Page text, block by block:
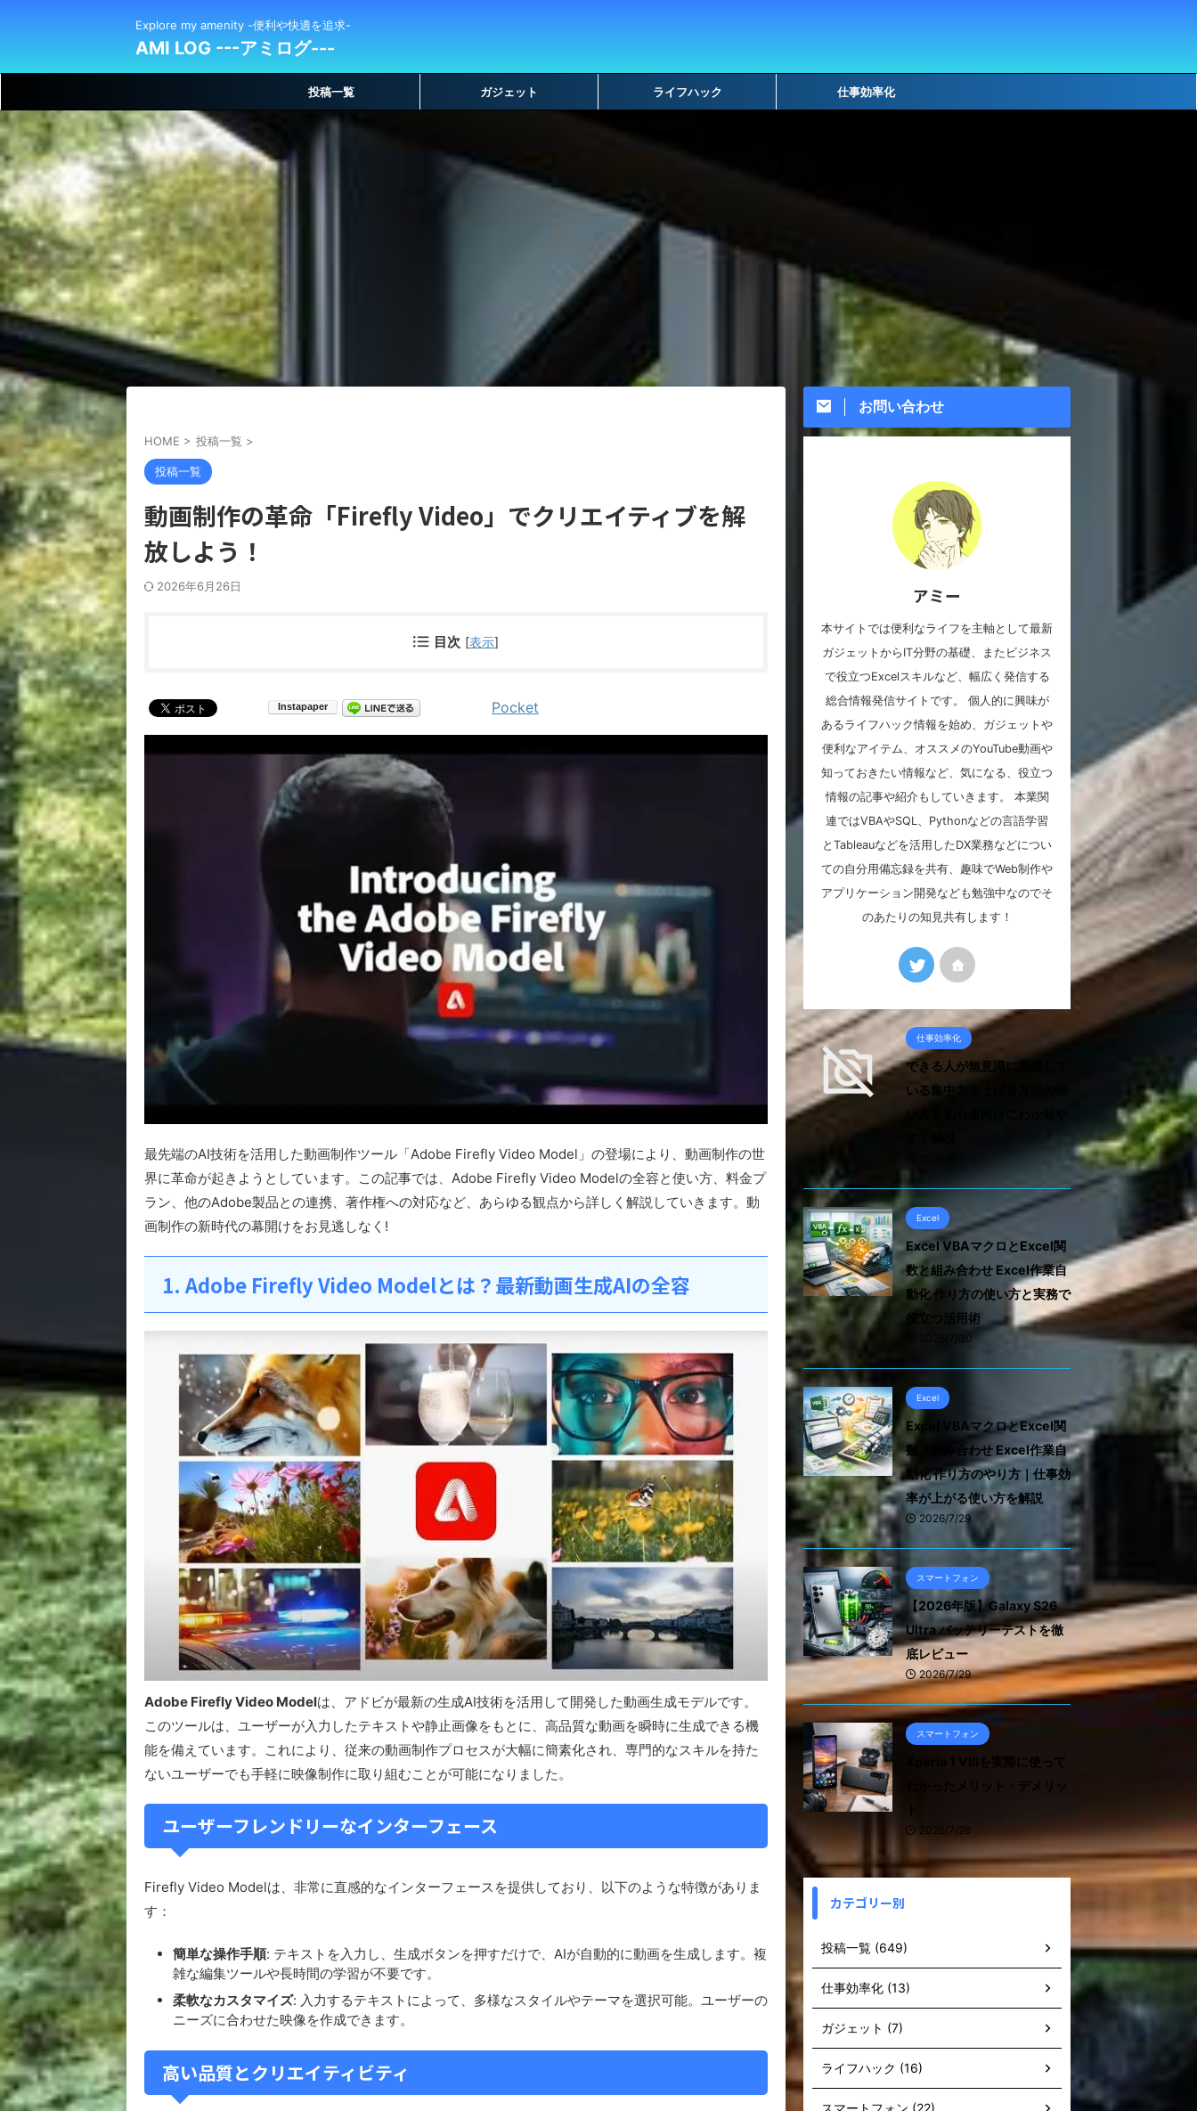
Explore my amenity -便利や快適を追求-
AMI LOG ---アミログ---
投稿一覧 ガジェット ライフハック 仕事効率化
HOME > 投稿一覧 >
投稿一覧
動画制作の革命「Firefly Video」でクリエイティブを解
放しよう！
2026年6月26日
目次 [表示]
Pocket
最先端のAI技術を活用した動画制作ツール「Adobe Firefly Video Model」の登場により、動画制作の世
界に革命が起きようとしています。この記事では、Adobe Firefly Video Modelの全容と使い方、料金プ
ラン、他のAdobe製品との連携、著作権への対応など、あらゆる観点から詳しく解説していきます。動
画制作の新時代の幕開けをお見逃しなく!
1. Adobe Firefly Video Modelとは？最新動画生成AIの全容
Adobe Firefly Video Modelは、アドビが最新の生成AI技術を活用して開発した動画生成モデルです。
このツールは、ユーザーが入力したテキストや静止画像をもとに、高品質な動画を瞬時に生成できる機
能を備えています。これにより、従来の動画制作プロセスが大幅に簡素化され、専門的なスキルを持た
ないユーザーでも手軽に映像制作に取り組むことが可能になりました。
ユーザーフレンドリーなインターフェース
Firefly Video Modelは、非常に直感的なインターフェースを提供しており、以下のような特徴がありま
す：
簡単な操作手順: テキストを入力し、生成ボタンを押すだけで、AIが自動的に動画を生成します。複
雑な編集ツールや長時間の学習が不要です。
柔軟なカスタマイズ: 入力するテキストによって、多様なスタイルやテーマを選択可能。ユーザーの
ニーズに合わせた映像を作成できます。
高い品質とクリエイティビティ
お問い合わせ
アミー
本サイトでは便利なライフを主軸として最新
ガジェットからIT分野の基礎、またビジネス
で役立つExcelスキルなど、幅広く発信する
総合情報発信サイトです。 個人的に興味が
あるライフハック情報を始め、ガジェットや
便利なアイテム、オススメのYouTube動画や
知っておきたい情報など、気になる、役立つ
情報の記事や紹介もしていきます。 本業関
連ではVBAやSQL、Pythonなどの言語学習
とTableauなどを活用したDX業務などについ
ての自分用備忘録を共有、趣味でWeb制作や
アプリケーション開発なども勉強中なのでそ
のあたりの知見共有します！
仕事効率化
できる人が無意識に実践して
いる集中力を上げる方法の使
い方を初心者向けにわかりや
Excel
Excel VBAマクロとExcel関
数と組み合わせ Excel作業自
動化 作り方の使い方と実務で
役立つ活用術
2026/7/30
Excel
Excel VBAマクロとExcel関
数と組み合わせ Excel作業自
動化 作り方のやり方｜仕事効
率が上がる使い方を解説
2026/7/29
スマートフォン
【2026年版】Galaxy S26
Ultra バッテリーテストを徹
底レビュー
2026/7/29
スマートフォン
Xperia 1 VIIIを実際に使って
わかったメリット・デメリッ
2026/7/28
カテゴリー別
投稿一覧 (649)
仕事効率化 (13)
ガジェット (7)
ライフハック (16)
スマートフォン (22)